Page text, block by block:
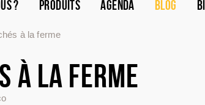
? PRODUITS AGENDA BLOG
à la ferme
À LA FERME